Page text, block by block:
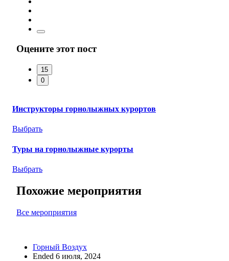
Оцените этот пост
15
0
Инструкторы горнолыжных курортов
Выбрать
Туры на горнолыжные курорты
Выбрать
Похожие мероприятия
Все мероприятия
Горный Воздух
Ended 6 июля, 2024